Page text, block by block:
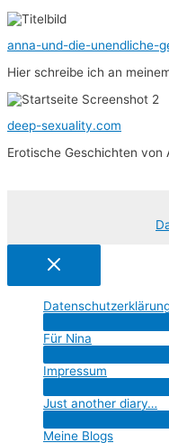
anna-und-die-unendliche-
Hier schreibe ich an
deep-sexuality.com
Erotische Geschichten von
Für Nina
Impressum
Just another diary…
Meine Blogs